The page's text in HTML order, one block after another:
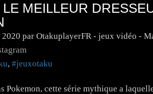
MEILLEUR
par OtakuplayerFR - jeux vidéo -
, #jeuxotaku
Pokemon, cette série mythique a